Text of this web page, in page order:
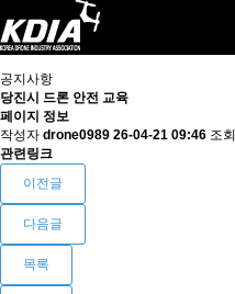
공지사항
당진시 드론 안전 교육
페이지 정보
작성자 drone0989 26-04-21 09:46 조회
관련링크
이전글
다음글
목록